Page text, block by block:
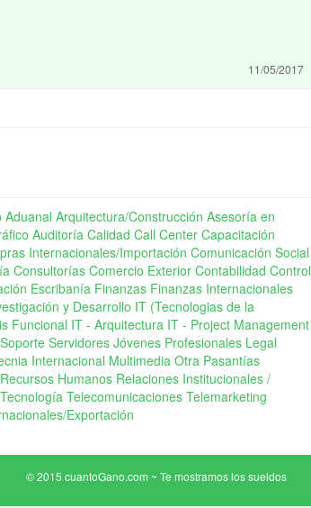
11/05/2017
Aduanal Arquitectura/Construcción Asesoría en
Auditoría Calidad Call Center Capacitación
Internacionales/Importación Comunicación Social
Consultorías Comercio Exterior Contabilidad Control
Escribanía Finanzas Finanzas Internacionales
y Desarrollo IT (Tecnologias de la
Funcional IT - Arquitectura IT - Project Management
Servidores Jóvenes Profesionales Legal
Internacional Multimedia Otra Pasantías
Recursos Humanos Relaciones Institucionales /
Tecnología Telecomunicaciones Telemarketing
Exportación
© 2015 cuantoGano.com ~ Te mostramos los sueldos